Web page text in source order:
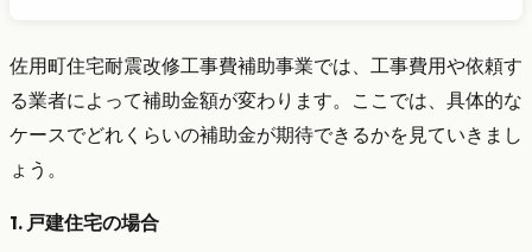
佐用町住宅耐震改修工事費補助事業では、工事費用や依頼す
る業者によって補助金額が変わります。ここでは、具体的な
ケースでどれくらいの補助金が期待できるかを見ていきまし
ょう。
1. 戸建住宅の場合